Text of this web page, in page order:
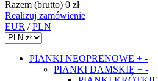
Razem (brutto) 0 zł
Realizuj zamówienie
EUR / PLN
PIANKI NEOPRENOWE + -
PIANKI DAMSKIE + -